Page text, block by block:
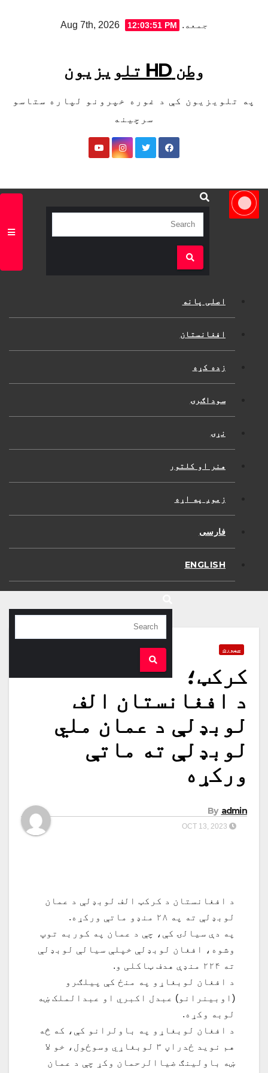
جمعه. Aug 7th, 2026 12:03:52 PM
وطن HD تلویزیون
په تلویزیون کې د غوره خپرونو لپاره ستاسو
سرچینه
اصلی پانه
افغانستان
زده کړه
سوداګرۍ
نړۍ
هنر او کلتور
زموږ په اړه
فارسی
ENGLISH
سپورت
کرکټ؛
د افغانستان الف
لوبډلې د عمان ملي
لوبډلې ته ماتې
ورکړه
By admin
د افغانستان د کرکټ الف لوبډلې د عمان
لوبډلې ته په ۲۸ منډو ماتې ورکړه.
په دې سیالۍ کې، چې د عمان په کوربه توپ
وشوه، افغان لوبډلې خپلې سیالې لوبډلې
ته ۲۲۴ منډې هدف ټاکلی و.
د افغان لوبغاړو په منځ کې پیلګرو
(اوبینرانو) عبدل اکبري او عبدالملک ښه
لوبه وکړه.
د افغان لوبغاړو په باولرانو کې، که څه
هم نوید ځدراڼ ۳ لوبغاړي وسوځول، خو لا
ښه باولینګ ضیاالرحمان وکړ چې د عمان